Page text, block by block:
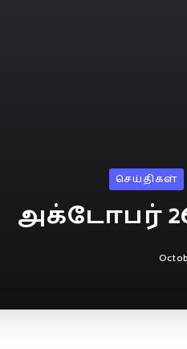
செய்திகள்
அக்டோபர்